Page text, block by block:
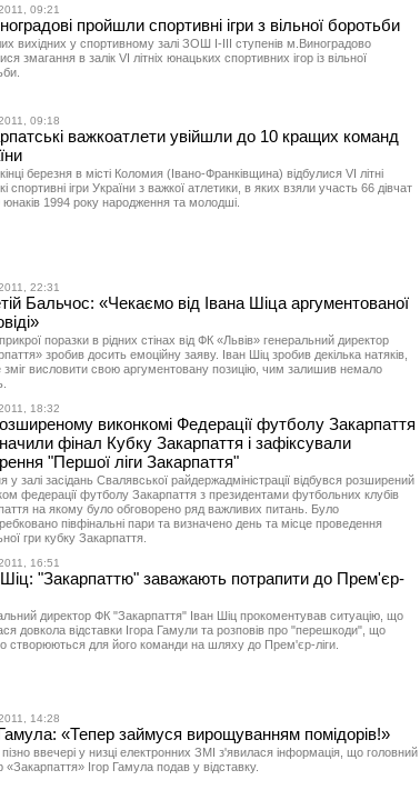
09:21
пройшли спортивні ігри з вільної боротьби
вихідних у спортивному залі ЗОШ I-III ступенів м.Виноградово
змагання в залік VI літніх юнацьких спортивних ігор із вільної
09:18
важкоатлети увійшли до 10 кращих команд
березня в місті Коломия (Івано-Франківщина) відбулися VI літні
спортивні ігри України з важкої атлетики, в яких взяли участь 66 дівчат
юнаків 1994 року народження та молодші.
22:31
Бальчос: «Чекаємо від Івана Шіца аргументованої
поразки в рідних стінах від ФК «Львів» генеральний директор
зробив досить емоційну заяву. Іван Шіц зробив декілька натяків,
зміг висловити свою аргументовану позицію, чим залишив немало
18:32
виконкомі Федерації футболу Закарпаття
фінал Кубку Закарпаття і зафіксували
"Першої ліги Закарпаття"
у залі засідань Свалявської райдержадміністрації відбувся розширений
федерації футболу Закарпаття з президентами футбольних клубів
на якому було обговорено ряд важливих питань. Було
півфінальні пари та визначено день та місце проведення
гри кубку Закарпаття.
16:51
Шіц: "Закарпаттю" заважають потрапити до Прем'єр-
директор ФК "Закарпаття" Іван Шіц прокоментував ситуацію, що
довкола відставки Ігора Гамули та розповів про "перешкоди", що
створюються для його команди на шляху до Прем'єр-ліги.
14:28
Гамула: «Тепер займуся вирощуванням помідорів!»
ввечері у низці електронних ЗМІ з'явилася інформація, що головний
«Закарпаття» Ігор Гамула подав у відставку.